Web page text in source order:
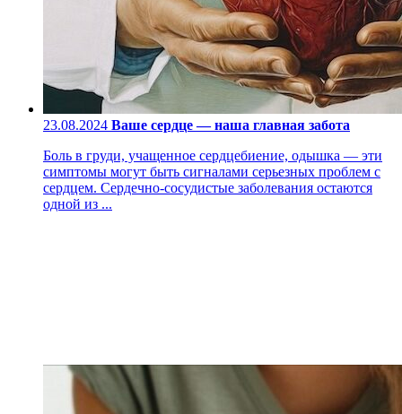
23.08.2024 Ваше сердце — наша главная забота
Боль в груди, учащенное сердцебиение, одышка — эти
симптомы могут быть сигналами серьезных проблем с
сердцем. Сердечно-сосудистые заболевания остаются
одной из ...